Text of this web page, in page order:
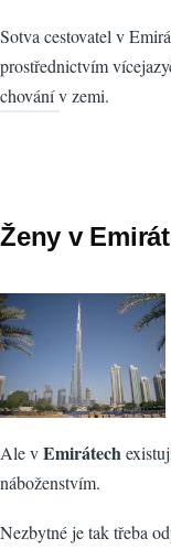
Sotva cestovatel v
prostřednictvím
chování v zemi.
Ženy v
Ale vEmirátech
náboženstvím.
Nezbytné je tak třeba